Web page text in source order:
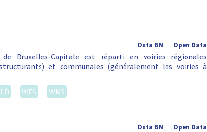
Open Data
Data BM
Bruxelles-Capitale est réparti en voiries régionales
et communales (généralement les voiries à
WFS WMS
Open Data
Data BM